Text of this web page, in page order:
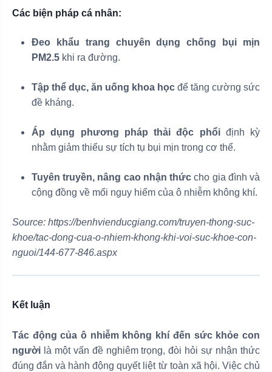
Các biện pháp cá nhân:
Đeo khẩu trang chuyên dụng chống bụi mịn
PM2.5 khi ra đường.
Tập thể dục, ăn uống khoa học để tăng cường sức
đề kháng.
Áp dụng phương pháp thải độc phổiđịnh kỳ
nhằm giảm thiểu sự tích tụ bụi mịn trong cơ thể.
Tuyên truyền, nâng cao nhận thức cho gia đình và
cộng đồng về mối nguy hiểm của ô nhiễm không khí.
Source: https://benhvienducgiang.com/truyen-thong-suc-
khoe/tac-dong-cua-o-nhiem-khong-khi-voi-suc-khoe-con-
nguoi/144-677-846.aspx
Kết luận
Tác động của ô nhiễm không khí đến sức khỏe con
người là một vấn đề nghiêm trọng, đòi hỏi sự nhận thức
đúng đắn và hành động quyết liệt từ toàn xã hội. Việc chủ